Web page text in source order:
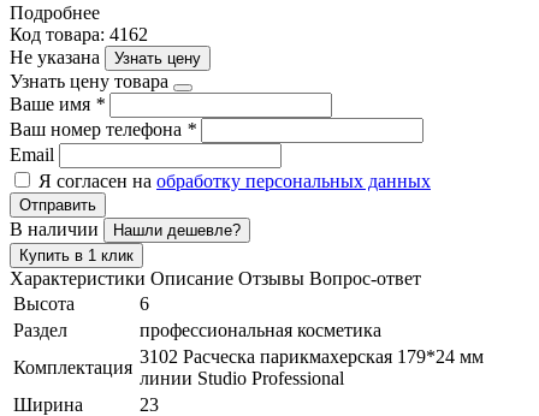
Подробнее
Код товара: 4162
Не указана
Узнать цену
Узнать цену товара
Ваше имя *
Ваш номер телефона *
Email
Я согласен на обработку персональных данных
Отправить
В наличии
Нашли дешевле?
Купить в 1 клик
Характеристики Описание Отзывы Вопрос-ответ
Высота
6
Раздел
профессиональная косметика
Комплектация
3102 Расческа парикмахерская 179*24 мм
линии Studio Professional
Ширина
23